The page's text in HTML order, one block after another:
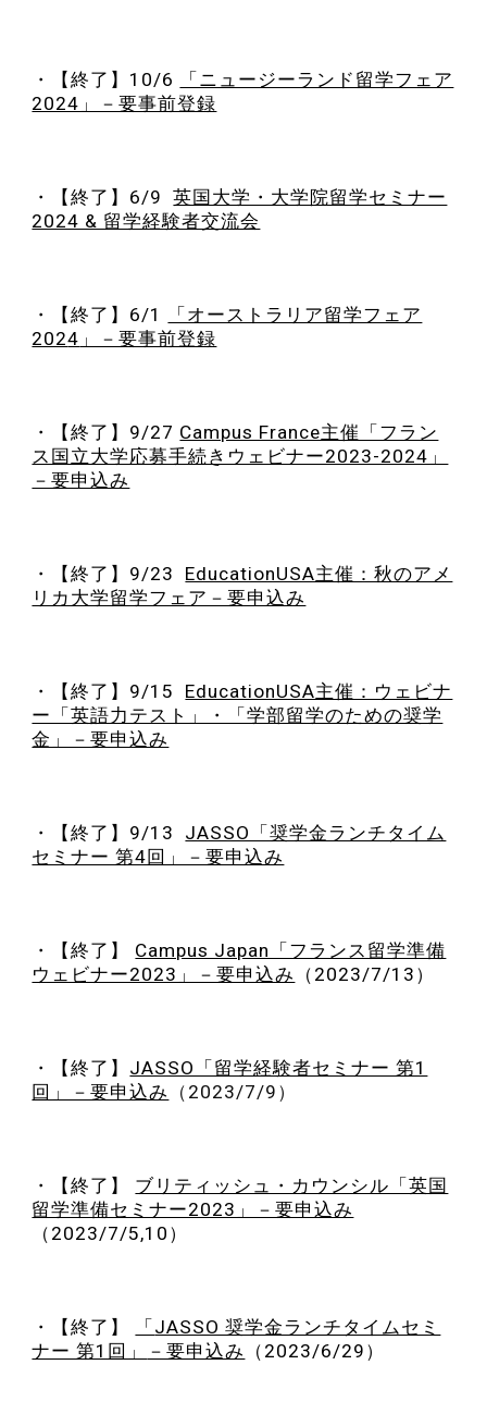
・【終了】10/6
「ニュージーランド留学フェア
2024」－要事前登録
・ 【終了】 6/9
英国大学・大学院留学セミナー
2024 & 留学経験者交流会
・【終了】 6/1
「オーストラリア留学フェア
2024 」－要事前登録
・【終了】 9/27 Campus France主催「フラン
ス国立大学応募手続きウェビナー2023-2024」
－要申込み
・【終了】 9/23 EducationUSA主催：秋のアメ
リカ大学留学フェア－要申込み
・ 【終了】 9/15 EducationUSA主催：ウェビナ
ー「英語力テスト」・「学部留学のための奨学
金」－要申込み
・【終了】 9/13 JASSO「奨学金ランチタイム
セミナー 第4回」－要申込み
・【終了】 Campus Japan「フランス留学準備
ウェビナー2023」－要申込み
（2023/7/13）
・ 【終了】 JASSO「留学経験者セミナー 第1
回」－要申込み
（2023/7/9）
・ 【終了】 ブリティッシュ・カウンシル「英国
留学準備セミナー2023」－要申込み
（2023/7/5,10）
・ 【終了】 「 JASSO 奨学金ランチタイムセミ
ナー 第1回」
－要申込み （2023/6/29）